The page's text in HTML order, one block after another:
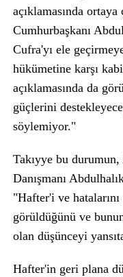
açıklamasında ortaya
Cumhurbaşkanı
Cufra'yı ele
hükümetine karşı
açıklamasında da
güçlerini
söylemiyor."
Takıyye bu
Danışmanı
"Hafter'i ve
görüldüğünü ve
olan düşünceyi
Hafter'in geri plana